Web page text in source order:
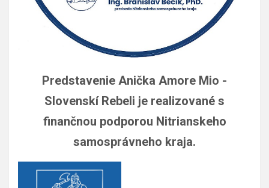
Predstavenie Anička Amore Mio -
Slovenskí Rebeli je realizované s
finančnou podporou Nitrianskeho
samosprávneho kraja.